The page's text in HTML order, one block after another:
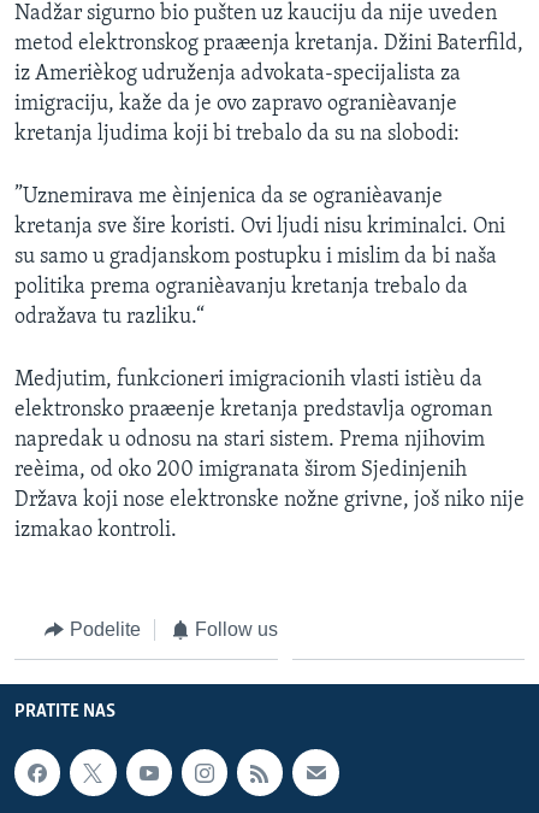
Nadžar sigurno bio pušten uz kauciju da nije uveden
metod elektronskog praæenja kretanja. Džini Baterfild,
iz Amerièkog udruženja advokata-specijalista za
imigraciju, kaže da je ovo zapravo ogranièavanje
kretanja ljudima koji bi trebalo da su na slobodi:
”Uznemirava me èinjenica da se ogranièavanje
kretanja sve šire koristi. Ovi ljudi nisu kriminalci. Oni
su samo u gradjanskom postupku i mislim da bi naša
politika prema ogranièavanju kretanja trebalo da
odražava tu razliku.“
Medjutim, funkcioneri imigracionih vlasti istièu da
elektronsko praæenje kretanja predstavlja ogroman
napredak u odnosu na stari sistem. Prema njihovim
reèima, od oko 200 imigranata širom Sjedinjenih
Država koji nose elektronske nožne grivne, još niko nije
izmakao kontroli.
Podelite Follow us
PRATITE NAS